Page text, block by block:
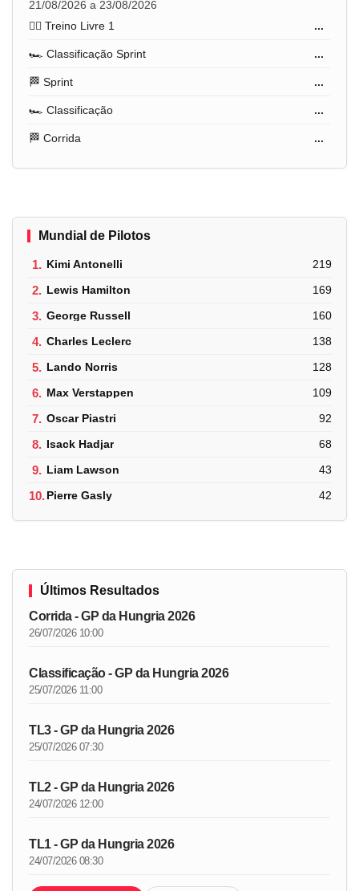
21/08/2026 a 23/08/2026
🏋️‍♂️ Treino Livre 1
...
🏎️ Classificação Sprint ...
🏁 Sprint ...
🏎️ Classificação ...
🏁 Corrida ...
Mundial de Pilotos
1. Kimi Antonelli 219
2. Lewis Hamilton 169
3. George Russell 160
4. Charles Leclerc 138
5. Lando Norris 128
6. Max Verstappen 109
7. Oscar Piastri 92
8. Isack Hadjar 68
9. Liam Lawson 43
10.Pierre Gasly 42
Últimos Resultados
Corrida - GP da Hungria 2026
26/07/2026 10:00
Classificação - GP da Hungria 2026
25/07/2026 11:00
TL3 - GP da Hungria 2026
25/07/2026 07:30
TL2 - GP da Hungria 2026
24/07/2026 12:00
TL1 - GP da Hungria 2026
24/07/2026 08:30